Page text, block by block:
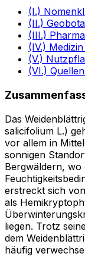
(I.)
(II.)
(III.)
(IV.)
(V.)
(VI.)
Das
salicifolium L.)
vor allem in
sonnigen
Bergwäldern,
erstreckt sich
als
liegen. Trotz
dem
häufig